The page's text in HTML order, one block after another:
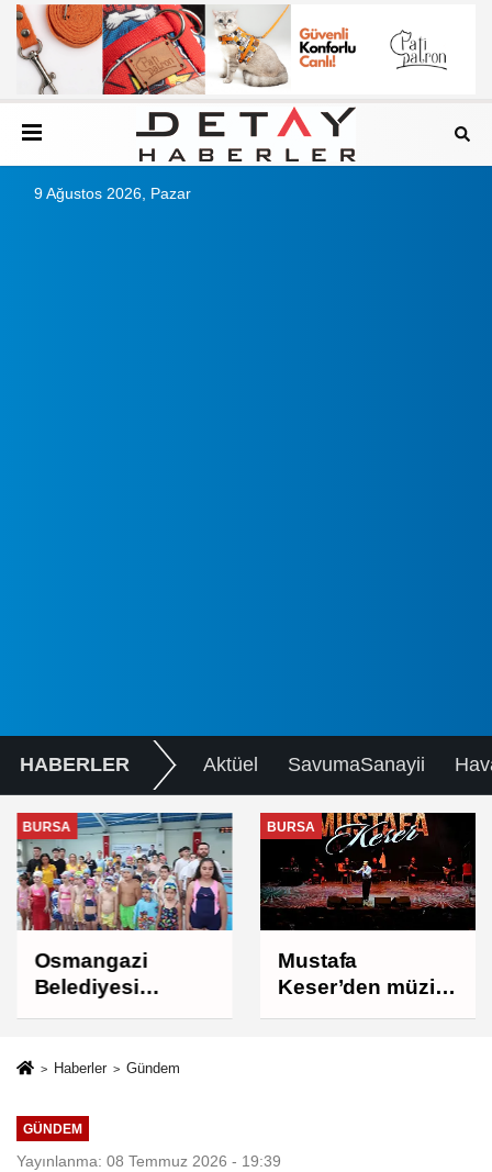
9 Ağustos 2026, Pazar
HABERLER Aktüel SavumaSanayii
BURSA
Osmangazi
Belediyesi
Çocukları Sporla
BURSA
Mustafa
Keser’den müzik
ve kahkaha dolu
Haberler Gündem
GÜNDEM
Yayınlanma: 08 Temmuz 2026 - 19:39